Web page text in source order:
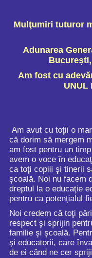
Mulţumiri tuturor
Adunarea
Am fost cu
UNUL
Am avut cu toţii o
că dorim să mergem
am fost pentru un
avem o voce în
ca toţi copiii şi tinerii
şcoală. Noi nu facem
dreptul la o educaţie
pentru ca potenţialul
Noi credem că toţi
respect şi sprijin
familie şi şcoală.
şi educatorii, care
de ei când ne cer